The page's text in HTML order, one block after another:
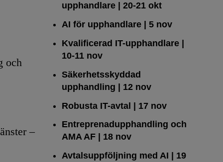
och
–
upphandlare
| 20-21 okt
AI för upphandlare | 5 nov
Kvalificerad IT-upphandlare |
10-11 nov
Säkerhetsskyddad
upphandling | 12 nov
Robusta IT-avtal | 17 nov
Entreprenadupphandling och
AMA AF | 18 nov
Avtalsuppföljning med AI | 19